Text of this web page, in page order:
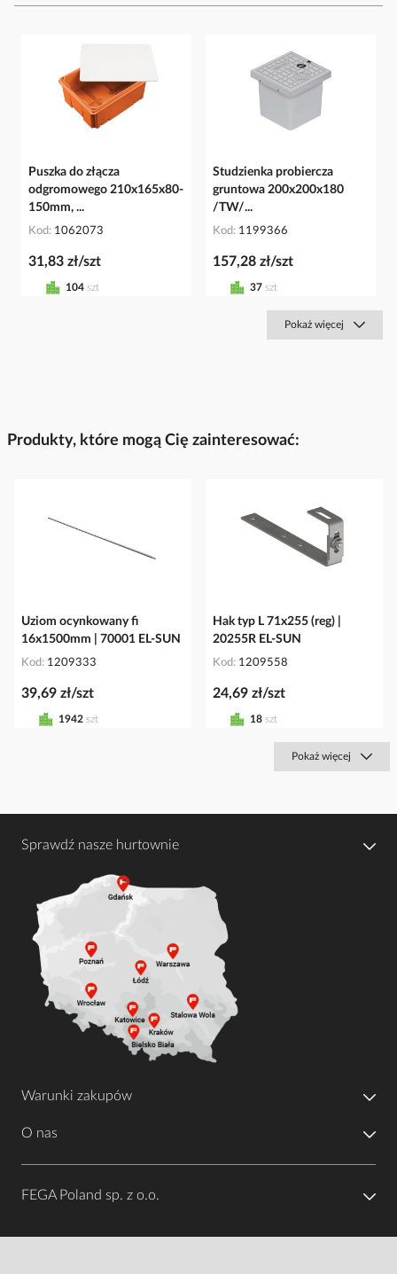
Puszka do złącza
odgromowego 210x165x80-
150mm, ...
Kod 1062073
31,83 zł/szt
104 szt
Studzienka probiercza
gruntowa 200x200x180
/TW/...
Kod 1199366
157,28 zł/szt
37 szt
Pokaż więcej
Produkty, które mogą Cię zainteresować:
Uziom ocynkowany fi
16x1500mm | 70001 EL-SUN
Kod 1209333
39,69 zł/szt
1942 szt
Hak typ L 71x255 (reg) |
20255R EL-SUN
Kod 1209558
24,69 zł/szt
18 szt
Pokaż więcej
Sprawdź nasze hurtownie
Warunki zakupów
O nas
FEGA Poland sp. z o.o.